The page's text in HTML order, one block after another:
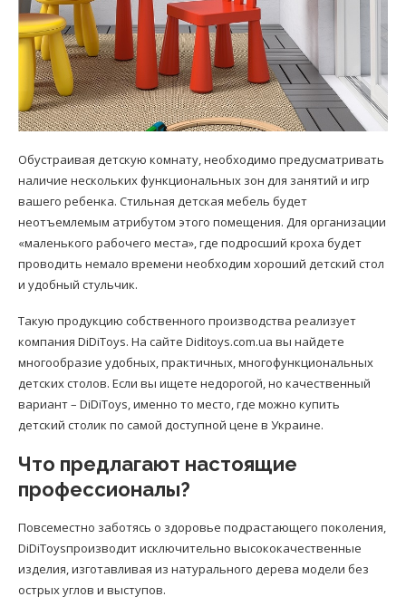
Обустраивая детскую комнату, необходимо предусматривать
наличие нескольких функциональных зон для занятий и игр
вашего ребенка. Стильная детская мебель будет
неотъемлемым атрибутом этого помещения. Для организации
«маленького рабочего места», где подросший кроха будет
проводить немало времени необходим хороший детский стол
и удобный стульчик.
Такую продукцию собственного производства реализует
компания DiDiToys. На сайте Diditoys.com.ua вы найдете
многообразие удобных, практичных, многофункциональных
детских столов. Если вы ищете недорогой, но качественный
вариант – DiDiToys, именно то место, где можно купить
детский столик по самой доступной цене в Украине.
Что предлагают настоящие
профессионалы?
Повсеместно заботясь о здоровье подрастающего поколения,
DiDiToysпроизводит исключительно высококачественные
изделия, изготавливая из натурального дерева модели без
острых углов и выступов.